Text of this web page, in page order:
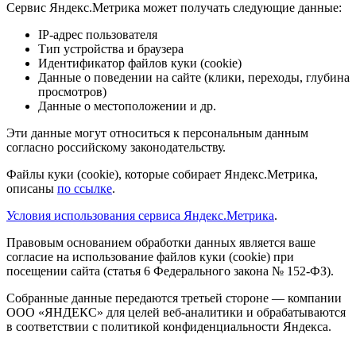
Сервис Яндекс.Метрика может получать следующие данные:
IP-адрес пользователя
Тип устройства и браузера
Идентификатор файлов куки (cookie)
Данные о поведении на сайте (клики, переходы, глубина
просмотров)
Данные о местоположении и др.
Эти данные могут относиться к персональным данным
согласно российскому законодательству.
Файлы куки (cookie), которые собирает Яндекс.Метрика,
описаны по ссылке.
Условия использования сервиса Яндекс.Метрика.
Правовым основанием обработки данных является ваше
согласие на использование файлов куки (cookie) при
посещении сайта (статья 6 Федерального закона № 152-ФЗ).
Собранные данные передаются третьей стороне — компании
ООО «ЯНДЕКС» для целей веб-аналитики и обрабатываются
в соответствии с политикой конфиденциальности Яндекса.